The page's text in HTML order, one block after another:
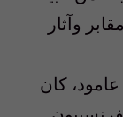
وآثار
كان